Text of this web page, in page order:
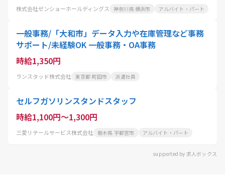
株式会社ゼンショーホールディングス 神奈川県 横浜市 アルバイト・パート
一般事務/「大和市」データ入力や在庫管理など事務
サポート/未経験OK 一般事務・OA事務
時給1,350円
ランスタッド株式会社 東京都 町田市 派遣社員
セルフガソリンスタンドスタッフ
時給1,100円～1,300円
三愛リテールサービス株式会社 栃木県 宇都宮市 アルバイト・パート
supported by 求人ボックス